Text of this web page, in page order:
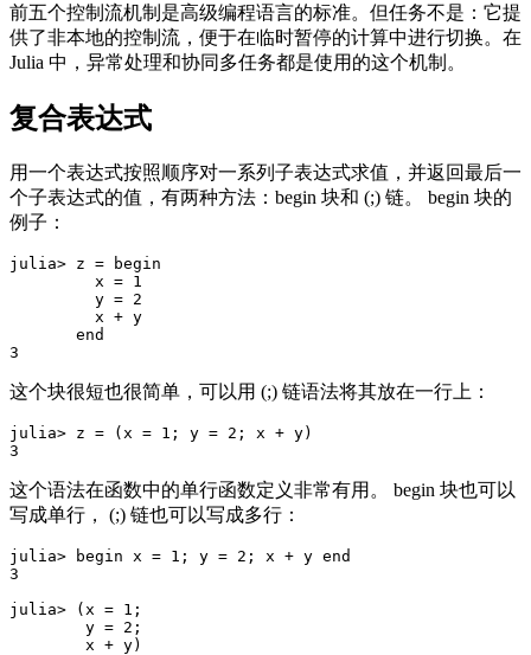
前五个控制流机制是高级编程语言的标准。但任务不是：它提
供了非本地的控制流，便于在临时暂停的计算中进行切换。在
Julia 中，异常处理和协同多任务都是使用的这个机制。
复合表达式
用一个表达式按照顺序对一系列子表达式求值，并返回最后一
个子表达式的值，有两种方法：begin 块和 (;) 链。 begin 块的
例子：
julia> z = begin
         x = 1
         y = 2
         x + y
       end
这个块很短也很简单，可以用 (;) 链语法将其放在一行上：
julia> z = (x = 1; y = 2; x + y)
这个语法在函数中的单行函数定义非常有用。 begin 块也可以
写成单行， (;) 链也可以写成多行：
julia> begin x = 1; y = 2; x + y end
3
julia> (x = 1;
        y = 2;
        x + y)